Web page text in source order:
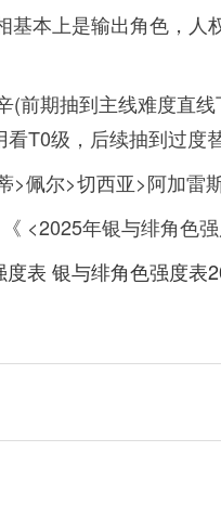
基本上是输出角色，
(前期抽到主线难度直
T0级，后续抽到过度
>佩尔>切西亚>阿加雷
<2025年银与绯角色
度表 银与绯角色强度表